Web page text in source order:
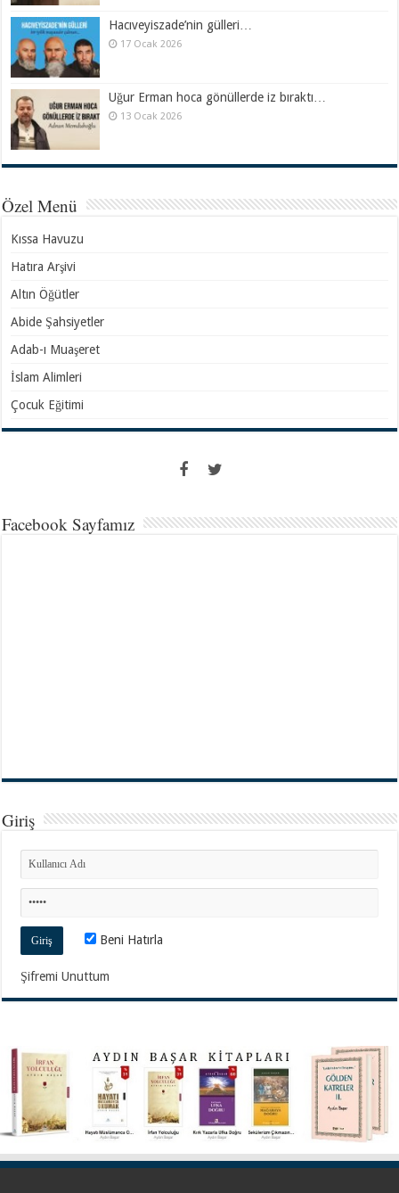
Hacıveyiszade’nin gülleri…
17 Ocak 2026
Uğur Erman hoca gönüllerde iz bıraktı…
13 Ocak 2026
Özel Menü
Kıssa Havuzu
Hatıra Arşivi
Altın Öğütler
Abide Şahsiyetler
Adab-ı Muaşeret
İslam Alimleri
Çocuk Eğitimi
Facebook Sayfamız
Giriş
Beni Hatırla
Şifremi Unuttum